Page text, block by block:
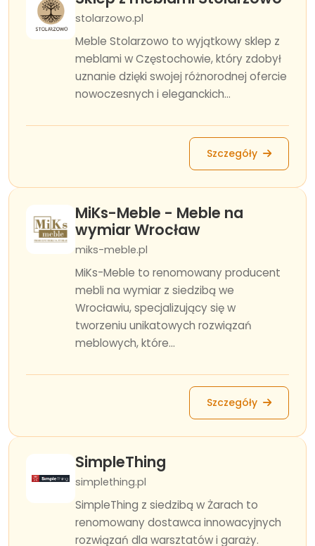
stolarzowo.pl
Meble Stolarzowo to wyjątkowy sklep z
meblami w Częstochowie, który zdobył
uznanie dzięki swojej różnorodnej ofercie
nowoczesnych i eleganckich...
Szczegóły
MiKs-Meble - Meble na
wymiar Wrocław
miks-meble.pl
MiKs-Meble to renomowany producent
mebli na wymiar z siedzibą we
Wrocławiu, specjalizujący się w
tworzeniu unikatowych rozwiązań
meblowych, które...
Szczegóły
SimpleThing
simplething.pl
SimpleThing z siedzibą w Żarach to
renomowany dostawca innowacyjnych
rozwiązań dla warsztatów i garaży.